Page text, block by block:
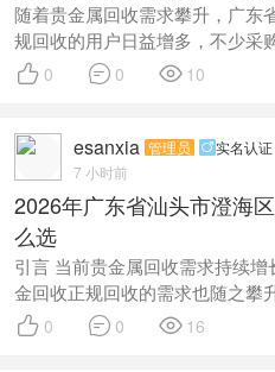
随着贵金属回收需求攀升，广东
规回收的用户日益增多，不少采
 0  0  10
esanxia 管理员 实名认证
7 小时前
2026年广东省汕头市澄海
么选
引言 当前贵金属回收需求持续
金回收正规回收的需求也随之攀
 0  0  16